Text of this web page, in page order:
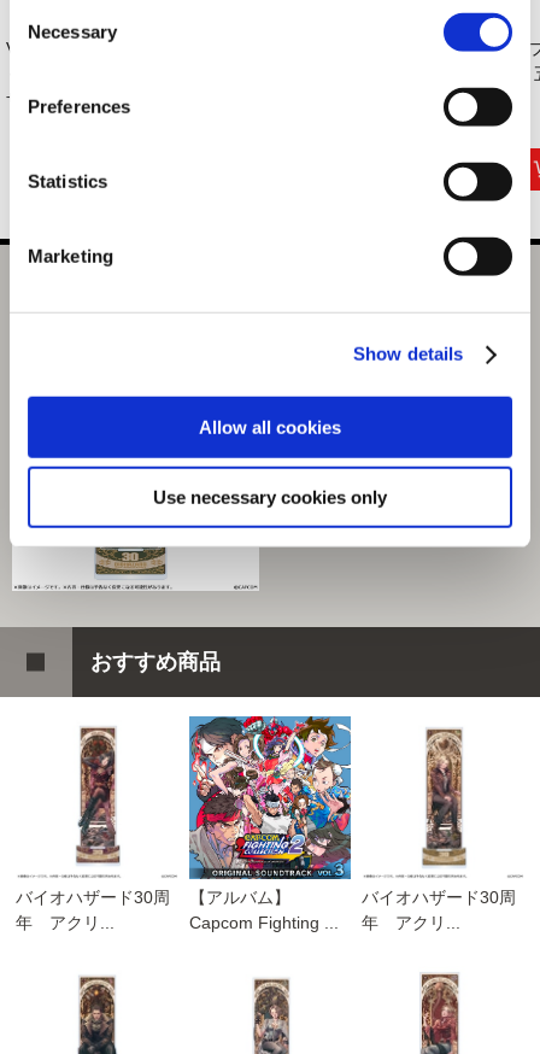
Selection
Necessary
Preferences
Statistics
Marketing
Show details
Allow all cookies
Use necessary cookies only
VOXENATION ぬい
ザ...
【PS5】バイオハザ
3,289円(税込)
い
クリス（2月お届け分）
選択中の商品
クリス（2月お届け分）
おすすめ商品
バイオハザード30周
年 アクリ...
【アルバム】
Capcom Fighting ...
バイオハザード30周
年 アクリ...